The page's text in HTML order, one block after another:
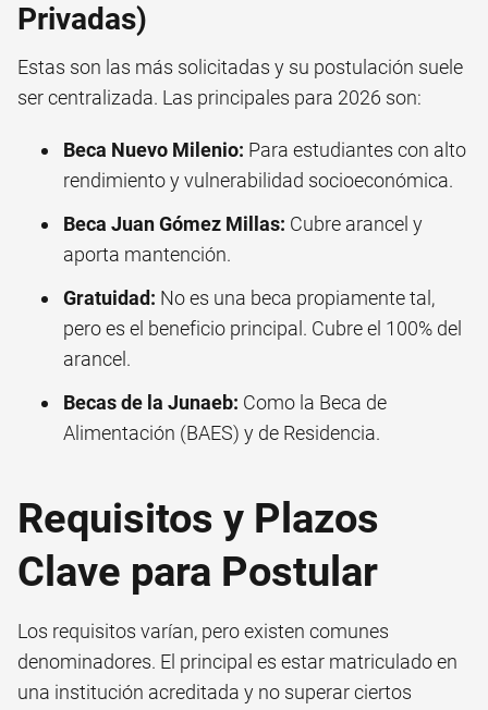
Privadas)
Estas son las más solicitadas y su postulación suele
ser centralizada. Las principales para 2026 son:
Beca Nuevo Milenio: Para estudiantes con alto
rendimiento y vulnerabilidad socioeconómica.
Beca Juan Gómez Millas: Cubre arancel y
aporta mantención.
Gratuidad: No es una beca propiamente tal,
pero es el beneficio principal. Cubre el 100% del
arancel.
Becas de la Junaeb: Como la Beca de
Alimentación (BAES) y de Residencia.
Requisitos y Plazos
Clave para Postular
Los requisitos varían, pero existen comunes
denominadores. El principal es estar matriculado en
una institución acreditada y no superar ciertos